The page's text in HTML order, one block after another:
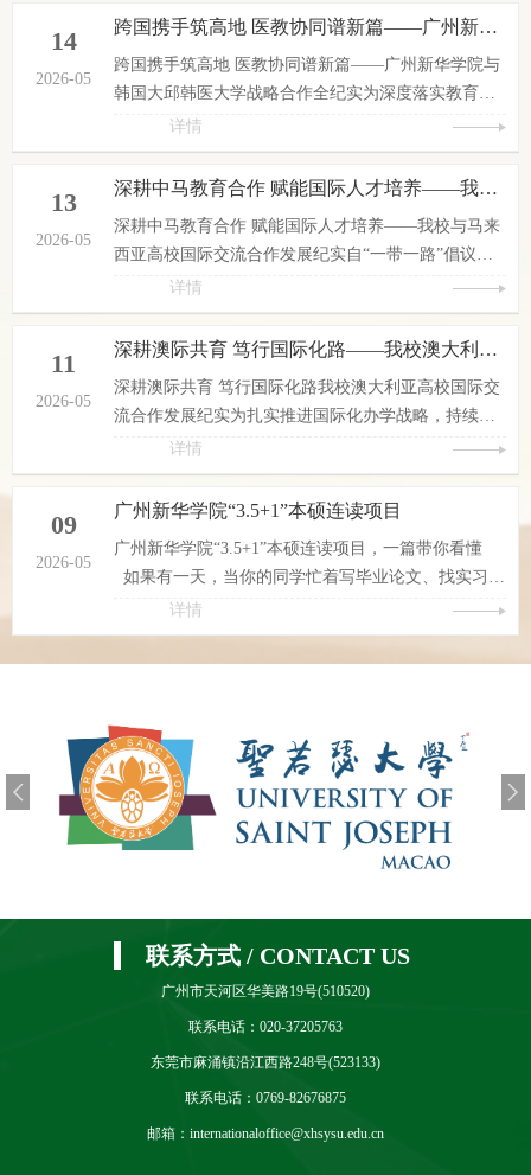
国三大西欧教育强国。学校坚持以协议共建为基础、
体，精准对接西欧综合性高校、艺术名校、理工类研
究型大学，不断完善本硕连读、双学位联合培养、师
资互访、艺术研学等合作项目，...
14
2026-05
跨国携手筑高地 医教协同谱新篇——广州新华学院与韩国大邱韩医大学战略合作全纪实
跨国携手筑高地 医教协同谱新篇——广州新华学院与
韩国大邱韩医大学战略合作全纪实为深度落实教育国
际化发展战略，深化中韩传统医药文明互鉴与高等教
育深度合作，推动中医药、韩医学创新融合、健康产
业产学研用一体化及国际化高端人才培养，广州新华
产业基础，开展全方位、多层次、宽领域战略合作。
自2024年结缘以来，两校合作稳步推进、层层深化、
硕果频出，走出一条特色鲜明、...
详情
13
2026-05
深耕中马教育合作 赋能国际人才培养——我校与马来西亚高校国际交流合作发展纪实
深耕中马教育合作 赋能国际人才培养——我校与马来
西亚高校国际交流合作发展纪实自“一带一路”倡议提
出以来，广州新华学院积极响应国家教育对外开放号
召，主动融入粤港澳大湾区教育国际化发展浪潮。学
校聚焦马来西亚优质教育资源，持续深化跨国校际联
域、常态化的国际交流合作平台。多年来，双方以教
育为纽带，先后开展来访洽谈、备忘录签署、师生跨
境研学、文化交流、专业共建等...
详情
11
2026-05
深耕澳际共育 笃行国际化路——我校澳大利亚高校国际交流合作发展纪实
深耕澳际共育 笃行国际化路我校澳大利亚高校国际交
流合作发展纪实为扎实推进国际化办学战略，持续拓
宽海外合作版图，广州新华学院长期深耕澳大利亚高
等教育合作领域。自2014年开启中澳校际友好往来以
来，学校始终坚持“请进来、走出去”双向交流模式，
尼大学等多所澳大利亚知名高校建立常态化合作关
系。十余年间，我校中澳合作由初步友好接洽，逐步
升级为专项签约共建、学术论坛...
详情
09
2026-05
广州新华学院“3.5+1”本硕连读项目
广州新华学院“3.5+1”本硕连读项目，一篇带你看懂
如果有一天，当你的同学忙着写毕业论文、找实习、
准备考研，而你却已经坐在英国大学的研究生课堂里
听教授讨论全球商业案例、城市设计或教育创新……
今年，广州新华学院正式推出“3.5+1本硕连读培养
这篇文章值得你认真读完。一、什么是“3.5+1”？我们
先用一句...
详情
联系方式 / CONTACT US
广州市天河区华美路19号(510520)
联系电话：020-37205763
东莞市麻涌镇沿江西路248号(523133)
联系电话：0769-82676875
邮箱：internationaloffice@xhsysu.edu.cn